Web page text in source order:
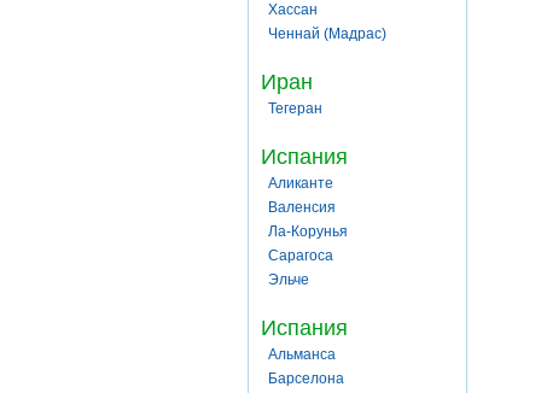
Хассан
Ченнай (Мадрас)
Иран
Тегеран
Испания
Аликанте
Валенсия
Ла-Корунья
Сарагоса
Эльче
Испания
Альманса
Барселона